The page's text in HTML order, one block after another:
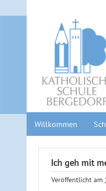
Willkommen
Ich geh mit
Veröffentlicht am